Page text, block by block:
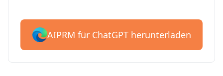
AIPRM für ChatGPT herunterladen